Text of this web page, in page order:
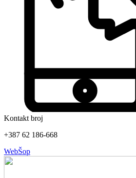
Kontakt broj
+387 62 186-668
WebŠop